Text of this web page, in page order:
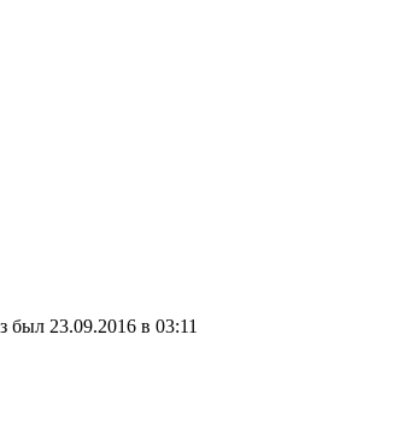
был 23.09.2016 в 03:11